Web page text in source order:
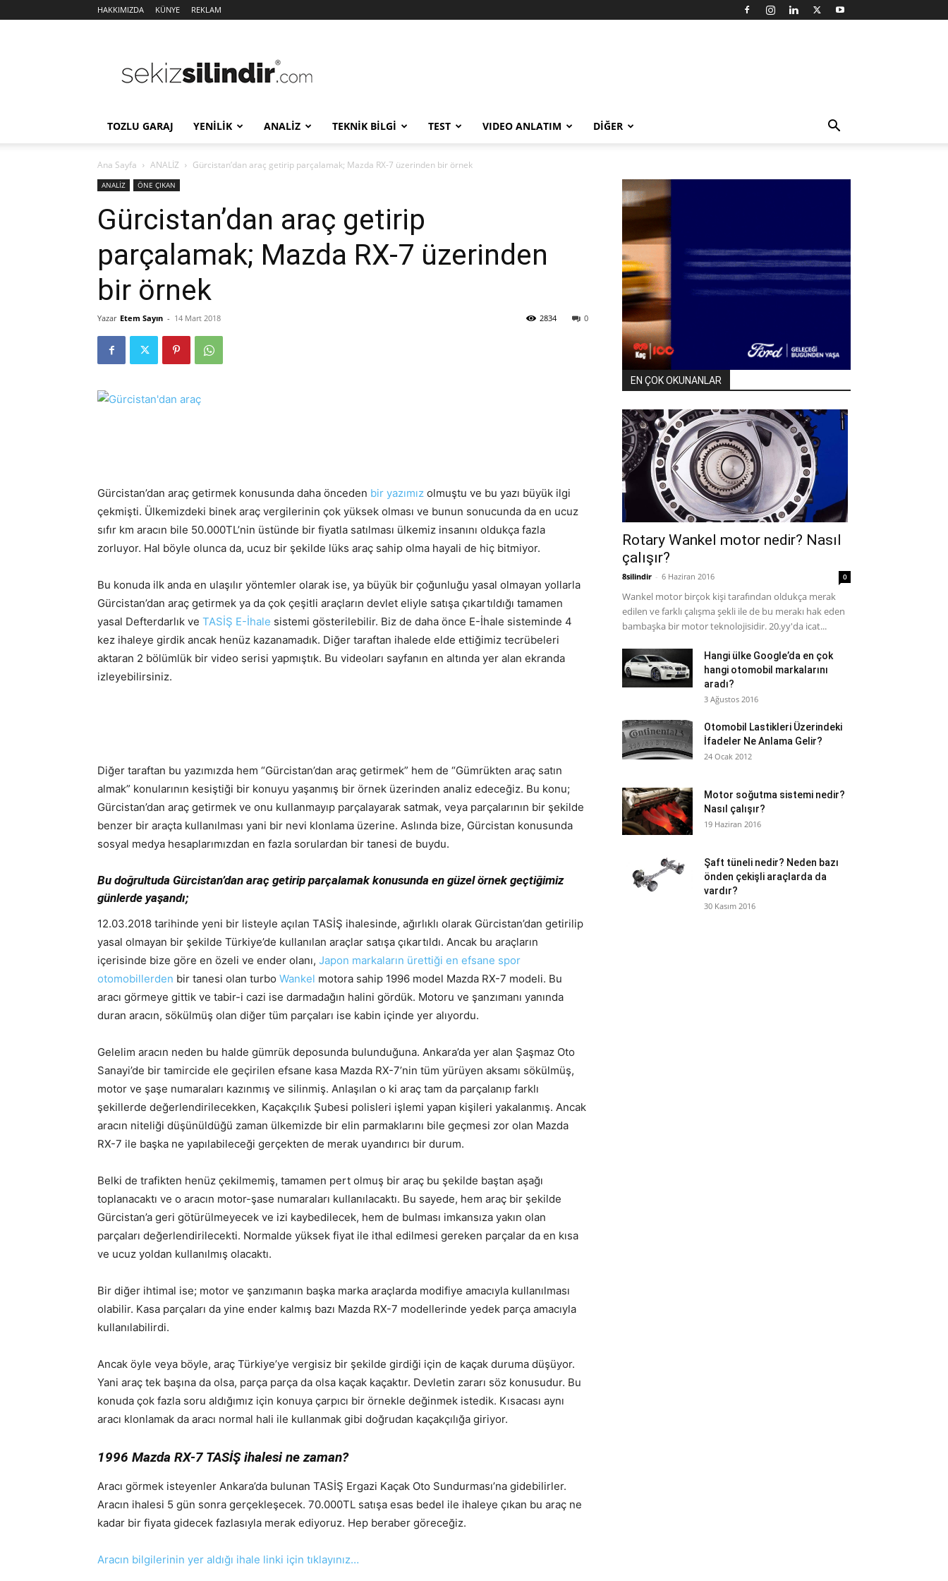
HAKKIMIZDA KÜNYE REKLAM
Silindir
TOZLU GARAJ YENİLİK ANALİZ TEKNİK BİLGİ TEST VIDEO ANLATIM DİĞER
Ana Sayfa ANALİZ Gürcistan’dan araç getirip parçalamak; Mazda RX-7 üzerinden bir örnek
ANALİZ ÖNE ÇIKAN
Gürcistan’dan araç getirip
parçalamak; Mazda RX-7 üzerinden
bir örnek
Yazar Etem Sayın - 14 Mart 2018 0
2834
Gürcistan’dan araç getirmek konusunda daha önceden bir yazımız olmuştu ve bu yazı büyük ilgi
çekmişti. Ülkemizdeki binek araç vergilerinin çok yüksek olması ve bunun sonucunda da en ucuz
sıfır km aracın bile 50.000TL’nin üstünde bir fiyatla satılması ülkemiz insanını oldukça fazla
zorluyor. Hal böyle olunca da, ucuz bir şekilde lüks araç sahip olma hayali de hiç bitmiyor.
Bu konuda ilk anda en ulaşılır yöntemler olarak ise, ya büyük bir çoğunluğu yasal olmayan yollarla
Gürcistan’dan araç getirmek ya da çok çeşitli araçların devlet eliyle satışa çıkartıldığı tamamen
yasal Defterdarlık ve TASİŞ E-İhale sistemi gösterilebilir. Biz de daha önce E-İhale sisteminde 4
kez ihaleye girdik ancak henüz kazanamadık. Diğer taraftan ihalede elde ettiğimiz tecrübeleri
aktaran 2 bölümlük bir video serisi yapmıştık. Bu videoları sayfanın en altında yer alan ekranda
izleyebilirsiniz.
Diğer taraftan bu yazımızda hem “Gürcistan’dan araç getirmek” hem de “Gümrükten araç satın
almak” konularının kesiştiği bir konuyu yaşanmış bir örnek üzerinden analiz edeceğiz. Bu konu;
Gürcistan’dan araç getirmek ve onu kullanmayıp parçalayarak satmak, veya parçalarının bir şekilde
benzer bir araçta kullanılması yani bir nevi klonlama üzerine. Aslında bize, Gürcistan konusunda
sosyal medya hesaplarımızdan en fazla sorulardan bir tanesi de buydu.
Bu doğrultuda Gürcistan’dan araç getirip parçalamak konusunda en güzel örnek geçtiğimiz
günlerde yaşandı;
12.03.2018 tarihinde yeni bir listeyle açılan TASİŞ ihalesinde, ağırlıklı olarak Gürcistan’dan getirilip
yasal olmayan bir şekilde Türkiye’de kullanılan araçlar satışa çıkartıldı. Ancak bu araçların
içerisinde bize göre en özeli ve ender olanı, Japon markaların ürettiği en efsane spor
otomobillerden bir tanesi olan turbo Wankel motora sahip 1996 model Mazda RX-7 modeli. Bu
aracı görmeye gittik ve tabir-i cazi ise darmadağın halini gördük. Motoru ve şanzımanı yanında
duran aracın, sökülmüş olan diğer tüm parçaları ise kabin içinde yer alıyordu.
Gelelim aracın neden bu halde gümrük deposunda bulunduğuna. Ankara’da yer alan Şaşmaz Oto
Sanayi’de bir tamircide ele geçirilen efsane kasa Mazda RX-7’nin tüm yürüyen aksamı sökülmüş,
motor ve şaşe numaraları kazınmış ve silinmiş. Anlaşılan o ki araç tam da parçalanıp farklı
şekillerde değerlendirilecekken, Kaçakçılık Şubesi polisleri işlemi yapan kişileri yakalanmış. Ancak
aracın niteliği düşünüldüğü zaman ülkemizde bir elin parmaklarını bile geçmesi zor olan Mazda
RX-7 ile başka ne yapılabileceği gerçekten de merak uyandırıcı bir durum.
Belki de trafikten henüz çekilmemiş, tamamen pert olmuş bir araç bu şekilde baştan aşağı
toplanacaktı ve o aracın motor-şase numaraları kullanılacaktı. Bu sayede, hem araç bir şekilde
Gürcistan’a geri götürülmeyecek ve izi kaybedilecek, hem de bulması imkansıza yakın olan
parçaları değerlendirilecekti. Normalde yüksek fiyat ile ithal edilmesi gereken parçalar da en kısa
ve ucuz yoldan kullanılmış olacaktı.
Bir diğer ihtimal ise; motor ve şanzımanın başka marka araçlarda modifiye amacıyla kullanılması
olabilir. Kasa parçaları da yine ender kalmış bazı Mazda RX-7 modellerinde yedek parça amacıyla
kullanılabilirdi.
Ancak öyle veya böyle, araç Türkiye’ye vergisiz bir şekilde girdiği için de kaçak duruma düşüyor.
Yani araç tek başına da olsa, parça parça da olsa kaçak kaçaktır. Devletin zararı söz konusudur. Bu
konuda çok fazla soru aldığımız için konuya çarpıcı bir örnekle değinmek istedik. Kısacası aynı
aracı klonlamak da aracı normal hali ile kullanmak gibi doğrudan kaçakçılığa giriyor.
1996 Mazda RX-7 TASİŞ ihalesi ne zaman?
Aracı görmek isteyenler Ankara’da bulunan TASİŞ Ergazi Kaçak Oto Sundurması’na gidebilirler.
Aracın ihalesi 5 gün sonra gerçekleşecek. 70.000TL satışa esas bedel ile ihaleye çıkan bu araç ne
kadar bir fiyata gidecek fazlasıyla merak ediyoruz. Hep beraber göreceğiz.
Aracın bilgilerinin yer aldığı ihale linki için tıklayınız…
EN ÇOK OKUNANLAR
Rotary Wankel motor nedir? Nasıl
çalışır?
8silindir - 6 Haziran 2016 0
Wankel motor birçok kişi tarafından oldukça merak
edilen ve farklı çalışma şekli ile de bu merakı hak eden
bambaşka bir motor teknolojisidir. 20.yy'da icat...
Hangi ülke Google’da en çok
hangi otomobil markalarını
aradı?
3 Ağustos 2016
Otomobil Lastikleri Üzerindeki
İfadeler Ne Anlama Gelir?
24 Ocak 2012
Motor soğutma sistemi nedir?
Nasıl çalışır?
19 Haziran 2016
Şaft tüneli nedir? Neden bazı
önden çekişli araçlarda da
vardır?
30 Kasım 2016